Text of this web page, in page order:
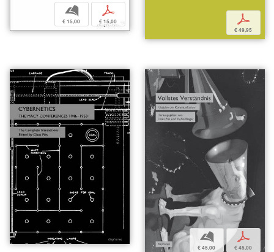
b
€ 15,00
p
€ 15,00 p
€ 49,95
b
€ 45,00
p
€ 45,00